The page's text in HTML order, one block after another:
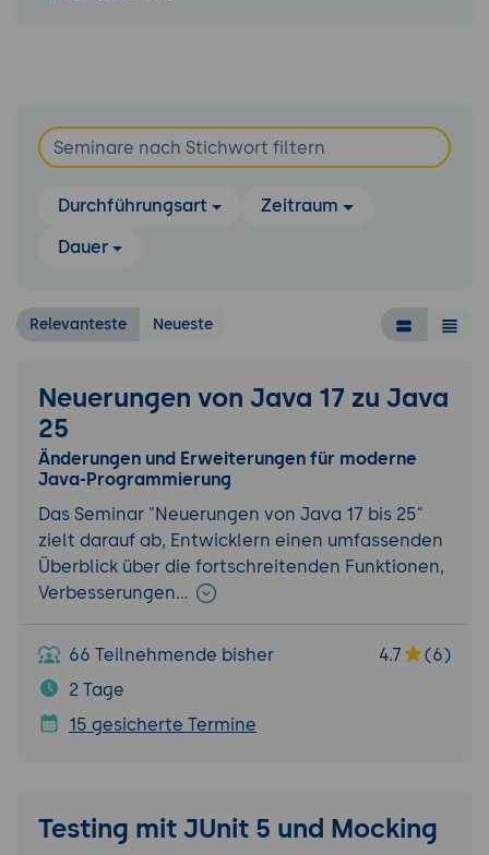
Durchführungsart
Zeitraum
Dauer
Relevanteste Neueste
Neuerungen von Java 17 zu Java
25
Änderungen und Erweiterungen für moderne
Java-Programmierung
Das Seminar "Neuerungen von Java 17 bis 25"
zielt darauf ab, Entwicklern einen umfassenden
Überblick über die fortschreitenden Funktionen,
Verbesserungen…
66 Teilnehmende bisher 4.7
(6)
2 Tage
15 gesicherte Termine
Testing mit JUnit 5 und Mocking